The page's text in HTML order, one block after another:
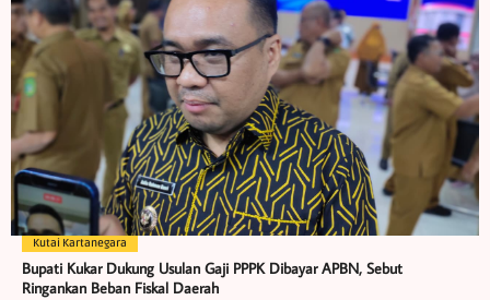
Kutai Kartanegara
Bupati Kukar Dukung Usulan Gaji PPPK Dibayar APBN, Sebut
Ringankan Beban Fiskal Daerah